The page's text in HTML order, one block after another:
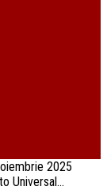
2025
Universal...